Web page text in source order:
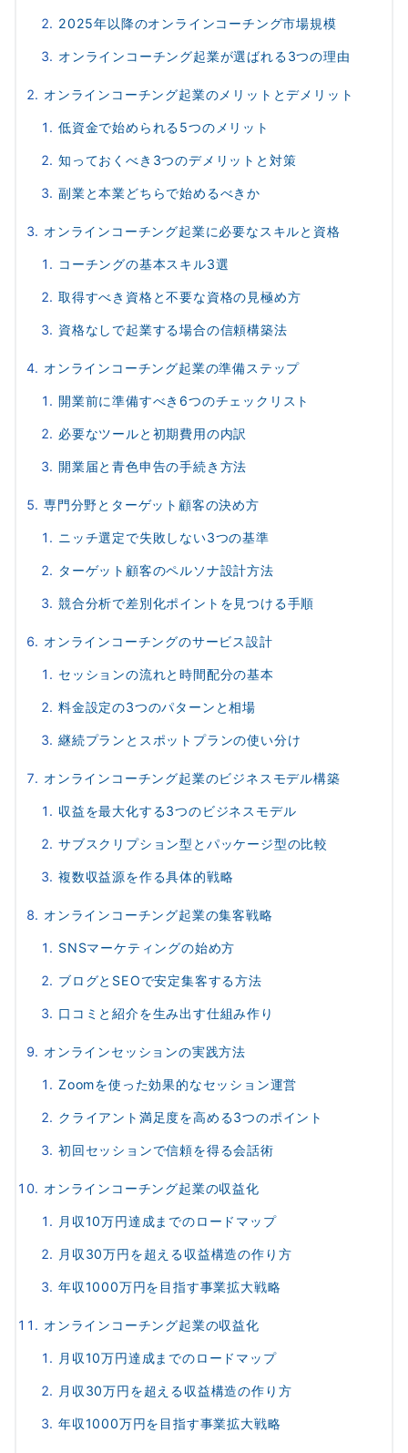
2025年以降のオンラインコーチング市場規模
オンラインコーチング起業が選ばれる3つの理由
オンラインコーチング起業のメリットとデメリット
低資金で始められる5つのメリット
知っておくべき3つのデメリットと対策
副業と本業どちらで始めるべきか
オンラインコーチング起業に必要なスキルと資格
コーチングの基本スキル3選
取得すべき資格と不要な資格の見極め方
資格なしで起業する場合の信頼構築法
オンラインコーチング起業の準備ステップ
開業前に準備すべき6つのチェックリスト
必要なツールと初期費用の内訳
開業届と青色申告の手続き方法
専門分野とターゲット顧客の決め方
ニッチ選定で失敗しない3つの基準
ターゲット顧客のペルソナ設計方法
競合分析で差別化ポイントを見つける手順
オンラインコーチングのサービス設計
セッションの流れと時間配分の基本
料金設定の3つのパターンと相場
継続プランとスポットプランの使い分け
オンラインコーチング起業のビジネスモデル構築
収益を最大化する3つのビジネスモデル
サブスクリプション型とパッケージ型の比較
複数収益源を作る具体的戦略
オンラインコーチング起業の集客戦略
SNSマーケティングの始め方
ブログとSEOで安定集客する方法
口コミと紹介を生み出す仕組み作り
オンラインセッションの実践方法
Zoomを使った効果的なセッション運営
クライアント満足度を高める3つのポイント
初回セッションで信頼を得る会話術
オンラインコーチング起業の収益化
月収10万円達成までのロードマップ
月収30万円を超える収益構造の作り方
年収1000万円を目指す事業拡大戦略
オンラインコーチング起業の収益化
月収10万円達成までのロードマップ
月収30万円を超える収益構造の作り方
年収1000万円を目指す事業拡大戦略